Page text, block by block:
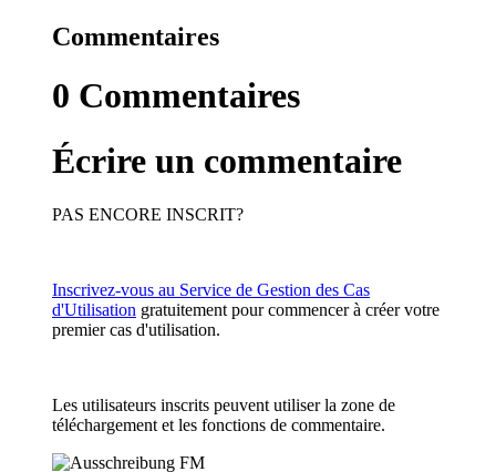
Commentaires
0 Commentaires
Écrire un commentaire
PAS ENCORE INSCRIT?
Inscrivez-vous au Service de Gestion des Cas
d'Utilisation gratuitement pour commencer à créer votre
premier cas d'utilisation.
Les utilisateurs inscrits peuvent utiliser la zone de
téléchargement et les fonctions de commentaire.